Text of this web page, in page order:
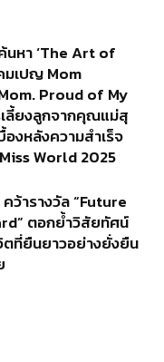
หา ‘The Art of
มเปญ Mom
Proud of My
ลี้ยงลูกจากคุณแม่สุ
งหลังความสำเร็จ
World 2025
ว้ารางวัล “Future
ตอกย้ำวิสัยทัศน์
ที่ยืนยาวอย่างยั่งยืน